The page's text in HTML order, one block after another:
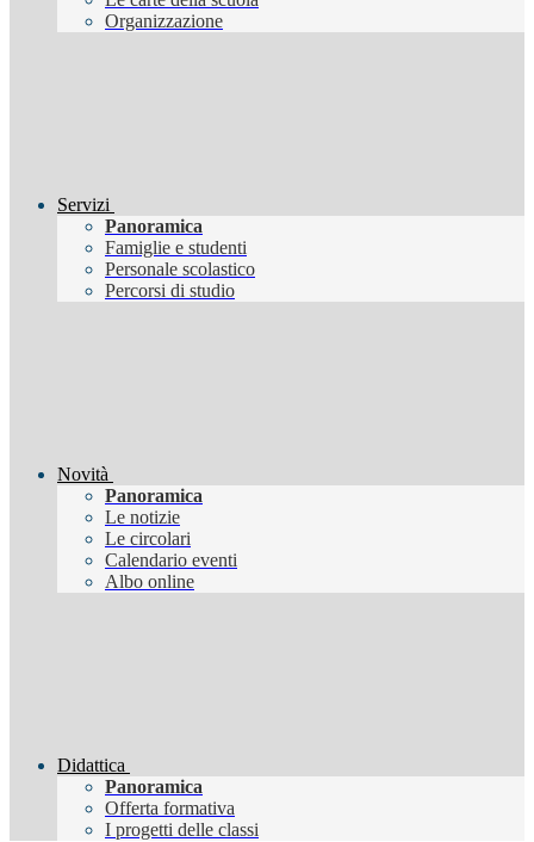
Organizzazione
Servizi
Panoramica
Famiglie e studenti
Personale scolastico
Percorsi di studio
Novità
Panoramica
Le notizie
Le circolari
Calendario eventi
Albo online
Didattica
Panoramica
Offerta formativa
I progetti delle classi